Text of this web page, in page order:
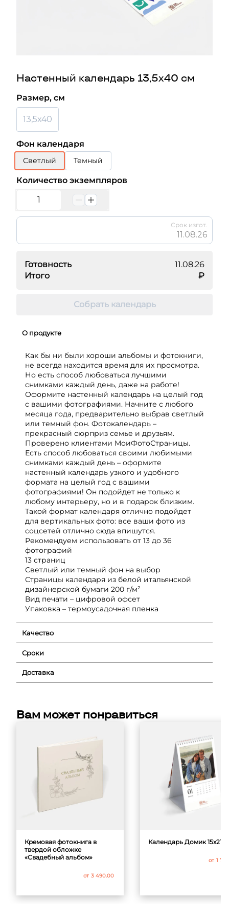
Настенный календарь 13,5х40 см
Количество экземпляров
Срок изгот.
11.08.26
Размер, см
13,5x40
Фон календаря
Светлый Темный
Готовность
11.08.26
Итого
₽
Собрать календарь
О продукте
Как бы ни были хороши альбомы и фотокниги,
не всегда находится время для их просмотра.
Но есть способ любоваться лучшими
снимками каждый день, даже на работе!
Оформите настенный календарь на целый год
с вашими фотографиями. Начните с любого
месяца года, предварительно выбрав светлый
или темный фон. Фотокалендарь –
прекрасный сюрприз семье и друзьям.
Проверено клиентами МоиФотоСтраницы.
Есть способ любоваться своими любимыми
снимками каждый день – оформите
настенный календарь узкого и удобного
формата на целый год с вашими
фотографиями! Он подойдет не только к
любому интерьеру, но и в подарок близким.
Такой формат календаря отлично подойдет
для вертикальных фото: все ваши фото из
соцсетей отлично сюда впишутся.
Рекомендуем использовать от 13 до 36
фотографий
13 страниц
Светлый или темный фон на выбор
Страницы календаря из белой итальянской
дизайнерской бумаги 200 г/м²
Вид печати – цифровой офсет
Упаковка – термоусадочная пленка
Качество
Сроки
Доставка
Вам может понравиться
Кремовая фотокнига в
твердой обложке
«Свадебный альбом»
от 3 490.00
Календарь Домик 15x21
от 1